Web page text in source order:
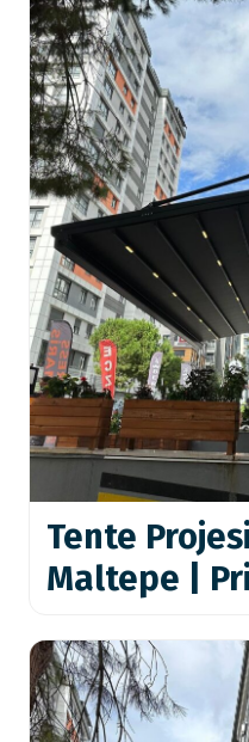
Tente
Maltepe |